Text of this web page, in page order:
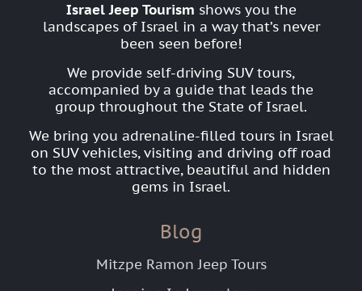
Israel Jeep Tourism shows you the
landscapes of Israel in a way that’s never
been seen before!
We provide self-driving SUV tours,
accompanied by a guide that leads the
group throughout the State of Israel.
We bring you adrenaline-filled tours in Israel
on SUV vehicles, visiting and driving off road
to the most attractive, beautiful and hidden
gems in Israel.
Blog
Mitzpe Ramon Jeep Tours